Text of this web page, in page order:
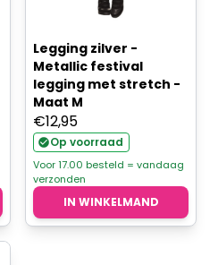
Legging zilver -
Metallic festival
legging met stretch -
Maat M
€12,95
Op voorraad
Voor 17.00 besteld = vandaag
verzonden
IN WINKELMAND